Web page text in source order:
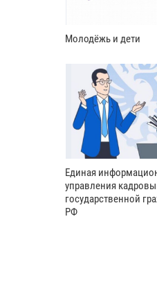
Молодёжь и дети
Единая
управления
государственной
РФ